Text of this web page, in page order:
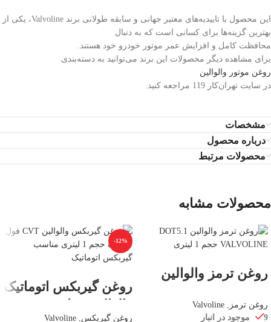
این محصول با تاییدیه‌های معتبر جهانی و سابقه طولانی برند Valvoline، یکی از
بهترین گزینه‌ها برای کسانی است که به دنبال
محافظت کامل و افزایش عمر موتور خودرو خود هستند.
برای مشاهده دیگر محصولات این برند می‌توانید به دسته‌بندی
روغن موتور والوالین
در سایت تهران‌کار 119 مراجعه کنید.
مشخصات
درباره محصول
محصولات مرتبط
محصولات مشابه
روغن ترمز والوالین
ساخت هلند حجم
روغن ترمز ,
Valvoline
9 موجود در انبار
-12%
روغن گیربکس اتوماتیک
روغن گیربکس,
Valvoline